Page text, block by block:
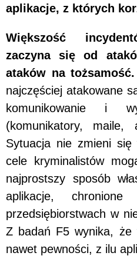
aplikacje, z których
Większość
zaczyna się od
ataków na tożsamość.
najczęściej atakowane
komunikowanie i
(komunikatory, maile,
Sytuacja nie zmieni
cele kryminalistów
najprostszy sposób
aplikacje,
przedsiębiorstwach w
Z badań F5 wynika, że
nawet pewności, z ilu